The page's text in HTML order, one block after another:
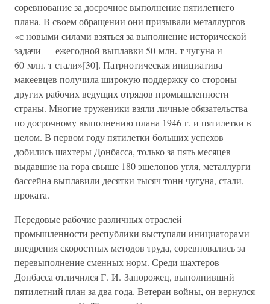
соревнование за досрочное выполнение пятилетнего
плана. В своем обращении они призывали металлургов
«с новыми силами взяться за выполнение исторической
задачи — ежегодной выплавки 50 млн. т чугуна и
60 млн. т стали»[30]. Патриотическая инициатива
макеевцев получила широкую поддержку со стороны
других рабочих ведущих отрядов промышленности
страны. Многие труженики взяли личные обязательства
по досрочному выполнению плана 1946 г. и пятилетки в
целом. В первом году пятилетки больших успехов
добились шахтеры Донбасса, только за пять месяцев
выдавшие на гора свыше 180 эшелонов угля, металлурги
бассейна выплавили десятки тысяч тонн чугуна, стали,
проката.
Передовые рабочие различных отраслей
промышленности республики выступали инициаторами
внедрения скоростных методов труда, соревновались за
перевыполнение сменных норм. Среди шахтеров
Донбасса отличился Г. И. Запорожец, выполнивший
пятилетний план за два года. Ветеран войны, он вернулся